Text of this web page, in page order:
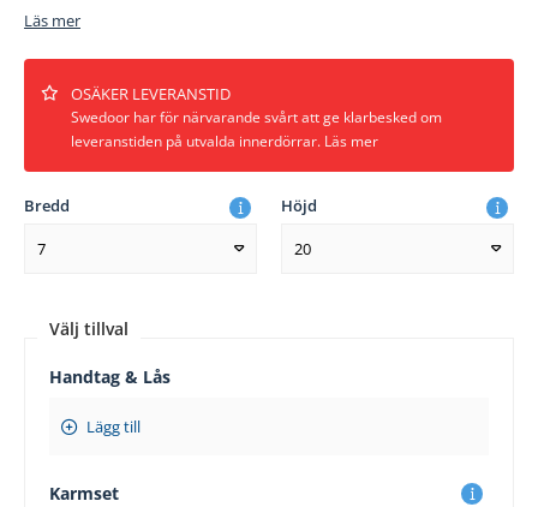
Läs mer
OSÄKER LEVERANSTID
Swedoor har för närvarande svårt att ge klarbesked om
leveranstiden på utvalda innerdörrar. Läs mer
Bredd
7
Höjd
20
Välj tillval
Handtag & Lås
Lägg till
Karmset